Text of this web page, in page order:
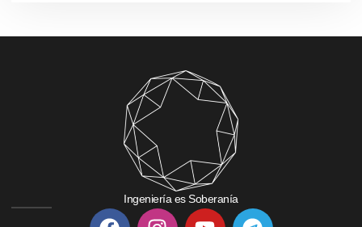
Ingeniería es Soberanía